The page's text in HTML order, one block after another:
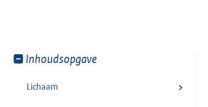
Toon
van:
Inhoudsopgave
Lichaam